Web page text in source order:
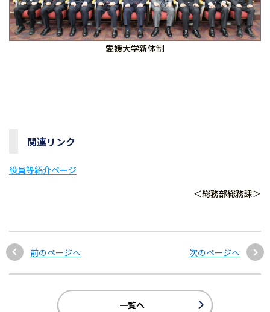
愛媛大学新体制
関連リンク
役員等紹介ページ
＜総務部総務課＞
前のページへ 次のページへ
一覧へ